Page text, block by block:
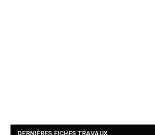
DERNIÈRES FICHES TRAVAUX